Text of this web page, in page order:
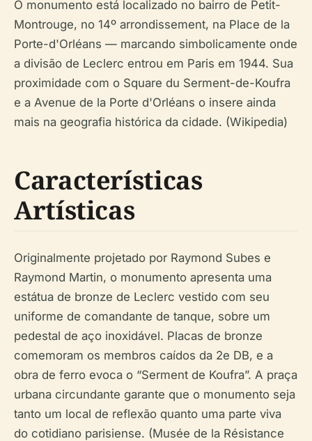
O monumento está localizado no bairro de Petit-
Montrouge, no 14º arrondissement, na Place de la
Porte-d'Orléans — marcando simbolicamente onde
a divisão de Leclerc entrou em Paris em 1944. Sua
proximidade com o Square du Serment-de-Koufra
e a Avenue de la Porte d'Orléans o insere ainda
mais na geografia histórica da cidade. (Wikipedia)
Características
Artísticas
Originalmente projetado por Raymond Subes e
Raymond Martin, o monumento apresenta uma
estátua de bronze de Leclerc vestido com seu
uniforme de comandante de tanque, sobre um
pedestal de aço inoxidável. Placas de bronze
comemoram os membros caídos da 2e DB, e a
obra de ferro evoca o “Serment de Koufra”. A praça
urbana circundante garante que o monumento seja
tanto um local de reflexão quanto uma parte viva
do cotidiano parisiense. (Musée de la Résistance